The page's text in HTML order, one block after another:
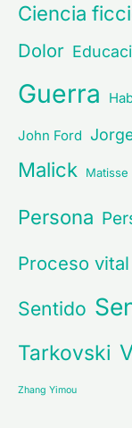
Ciencia
Dolor
Guerra
John Ford
Malick Matisse
Persona
Proceso vital
Sentido
Tarkovski
Zhang Yimou